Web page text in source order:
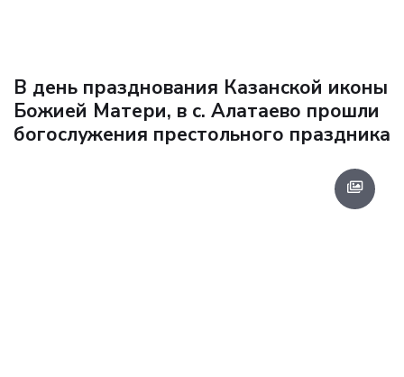
В день празднования Казанской иконы
Божией Матери, в с. Алатаево прошли
богослужения престольного праздника